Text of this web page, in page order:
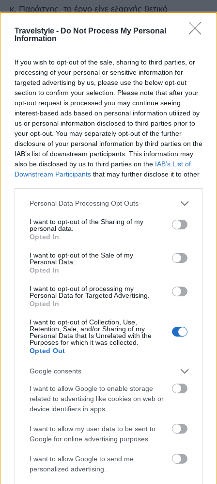
Travelstyle - Do Not Process My Personal
Information
If you wish to opt-out of the sale, sharing to third parties, or
processing of your personal or sensitive information for
targeted advertising by us, please use the below opt-out
section to confirm your selection. Please note that after your
opt-out request is processed you may continue seeing
interest-based ads based on personal information utilized by
us or personal information disclosed to third parties prior to
your opt-out. You may separately opt-out of the further
disclosure of your personal information by third parties on the
IAB’s list of downstream participants. This information may
also be disclosed by us to third parties on the IAB’s List of
Downstream Participants that may further disclose it to other
Please note that this website/app uses one or more Google
not limited to your visit or usage behaviour. You may click to
grant or deny consent to Google and its third-party tags to
use your data for below specified purposes in below Google
consent section.
Personal Data Processing Opt Outs
I want to opt-out of the Sharing of my
personal data.
Opted In
I want to opt-out of the Sale of my
Personal Data.
Opted In
I want to opt-out of processing my
Personal Data for Targeted Advertising.
Opted In
I want to opt-out of Collection, Use,
Retention, Sale, and/or Sharing of my
Personal Data that Is Unrelated with the
Purposes for which it was collected.
Opted Out
Google consents
I want to allow Google to enable storage
related to advertising like cookies on web or
device identifiers in apps.
I want to allow my user data to be sent to
Google for online advertising purposes.
I want to allow Google to send me
personalized advertising.
κ. Παράσχης, το έργο είχε εξαρχής θετικό
επιχειρηματικό αποτύπωμα, γεγονός που οδήγησε
στη συνέχιση της υλοποίησής του ακόμη και σε ένα
πλαισίου για την αυτοπαραγωγή και την
αποθήκευση ενέργειας, αποφασίστηκε η τμηματική
ανάπτυξη του προγράμματος σε δύο φάσεις.
Η πρώτη φάση περιλάμβανε φωτοβολταϊκό πάρκο
ισχύος 16 MWp, το οποίο τέθηκε σε λειτουργία στις
αρχές του 2023 και καλύπτει περίπου το 45% της
ετήσιας κατανάλωσης ηλεκτρικής ενέργειας του
δεύτερο εξάμηνο του 2025 και περιλάμβανε την
εγκατάσταση επιπλέον φωτοβολταϊκού πάρκου
ισχύος 35,5 MWp, σε συνδυασμό με σύστημα
αποθήκευσης ενέργειας 82 MWh.
Με την ολοκλήρωση των δύο φάσεων, ο ΔΑΑ